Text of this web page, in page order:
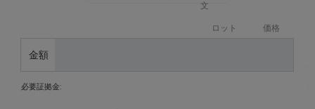
文
ロット 価格
金額
必要証拠金: